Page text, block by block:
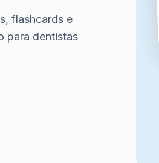
flashcards e
para dentistas